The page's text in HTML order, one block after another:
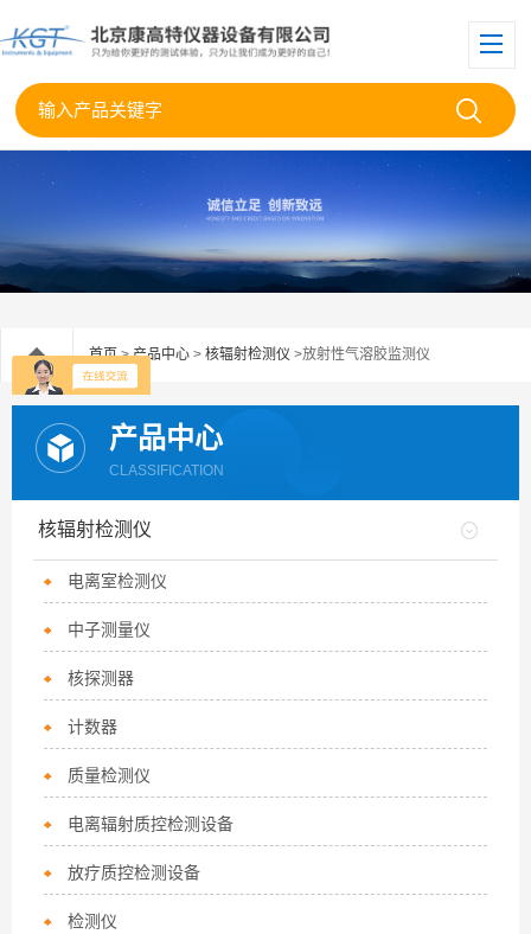
首页>产品中心 > 核辐射检测仪 >放射性气溶胶监测仪
产品中心
CLASSIFICATION
核辐射检测仪
电离室检测仪
中子测量仪
核探测器
计数器
质量检测仪
电离辐射质控检测设备
放疗质控检测设备
检测仪